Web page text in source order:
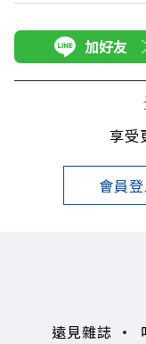
加好友
享受
會員
遠見雜誌